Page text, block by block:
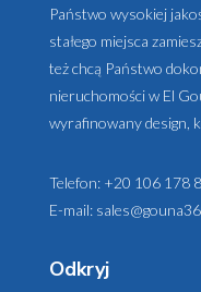
Państwo wysokiej
stałego miejsca
też chcą Państwo
nieruchomości w El
wyrafinowany design,
Telefon: +20 106 178
E-mail:
Odkryj